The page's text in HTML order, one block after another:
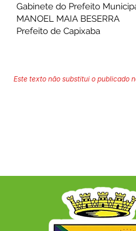
Gabinete do Prefeito
MANOEL MAIA BESERRA
Prefeito de Capixaba
Este texto não substitui o publicado